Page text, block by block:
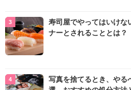
寿司屋でやってはいけ
ナーとされることとは？
写真を捨てるとき、やる